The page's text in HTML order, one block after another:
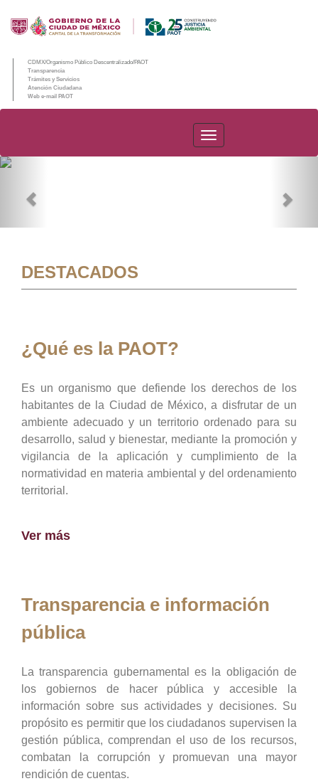
CDMX/Organismo Público Descentralizado/PAOT
Transparencia
Trámites y Servicios
Atención Ciudadana
Web e-mail PAOT
PAOT
DESTACADOS
¿Qué es la PAOT?
Es un organismo que defiende los derechos de los
habitantes de la Ciudad de México, a disfrutar de un
ambiente adecuado y un territorio ordenado para su
desarrollo, salud y bienestar, mediante la promoción y
vigilancia de la aplicación y cumplimiento de la
normatividad en materia ambiental y del ordenamiento
territorial.
Ver más
Transparencia e información
pública
La transparencia gubernamental es la obligación de
los gobiernos de hacer pública y accesible la
información sobre sus actividades y decisiones. Su
propósito es permitir que los ciudadanos supervisen la
gestión pública, comprendan el uso de los recursos,
combatan la corrupción y promuevan una mayor
rendición de cuentas.